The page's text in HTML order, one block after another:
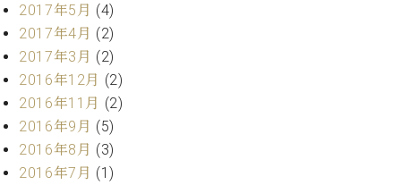
W.
ホ
フ
マ
ン
ト
ラ
デ
・
技
営
業
セ
ン
タ
ー
2017年5月 (4)
2017年4月 (2)
2017年3月 (2)
2016年12月 (2)
2016年11月 (2)
2016年9月 (5)
2016年8月 (3)
2016年7月 (1)